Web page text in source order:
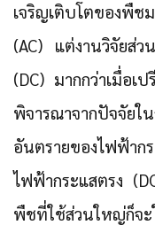
เจริญเติบโตของพืช
(AC) แต่งานวิจัยส่ว
(DC) มากกว่าเมื่อเ
พิจารณาจากปัจจัย
อันตรายของไฟฟ้
ไฟฟ้ากระแสตรง
พืชที่ใช้ส่วนใหญ่ก็จ